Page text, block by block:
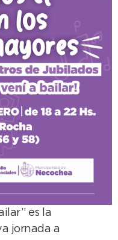
es la
jornada a